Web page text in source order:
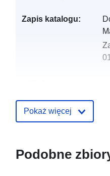
Zapis katalogu:
Pokaż więcej
Podobne